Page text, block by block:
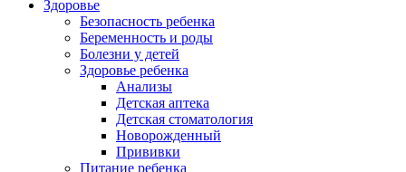
Здоровье
Безопасность ребенка
Беременность и роды
Болезни у детей
Здоровье ребенка
Анализы
Детская аптека
Детская стоматология
Новорожденный
Прививки
Питание ребенка